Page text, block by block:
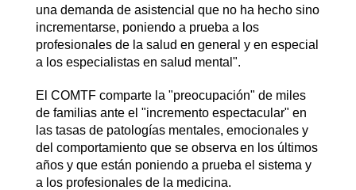
una demanda de asistencial que no ha hecho sino
incrementarse, poniendo a prueba a los
profesionales de la salud en general y en especial
a los especialistas en salud mental".
El COMTF comparte la "preocupación" de miles
de familias ante el "incremento espectacular" en
las tasas de patologías mentales, emocionales y
del comportamiento que se observa en los últimos
años y que están poniendo a prueba el sistema y
a los profesionales de la medicina.